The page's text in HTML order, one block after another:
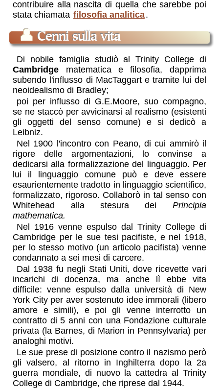
contribuire alla nascita di quella che sarebbe poi
stata chiamata filosofia analitica.
👤 Cenni sulla vita
Di nobile famiglia studiò al Trinity College di
Cambridge matematica e filosofia, dapprima
subendo l'influsso di MacTaggart e tramite lui del
neoidealismo di Bradley;
poi per influsso di G.E.Moore, suo compagno,
se ne staccò per avvicinarsi al realismo (esistenti
gli oggetti del senso comune) e si dedicò a
Leibniz.
Nel 1900 l'incontro con Peano, di cui ammirò il
rigore delle argomentazioni, lo convinse a
dedicarsi alla formalizzazione del linguaggio. Per
lui il linguaggio comune può e deve essere
esaurientemente tradotto in linguaggio scientifico,
formalizzato, rigoroso. Collaborò in tal senso con
Whitehead alla stesura dei Principia
mathematica.
Nel 1916 venne espulso dal Trinity College di
Cambridge per le sue tesi pacifiste, e nel 1918,
per lo stesso motivo (un articolo pacifista) venne
condannato a sei mesi di carcere.
Dal 1938 fu negli Stati Uniti, dove ricevette vari
incarichi di docenza, ma anche lì ebbe vita
difficile: venne espulso dalla università di New
York City per aver sostenuto idee immorali (libero
amore e simili), e poi gli venne interrotto un
contratto di 5 anni con una Fondazione culturale
privata (la Barnes, di Marion in Pennsylvaria) per
analoghi motivi.
Le sue prese di posizione contro il nazismo però
gli valsero, al ritorno in Inghilterra dopo la 2a
guerra mondiale, di nuovo la cattedra al Trinity
College di Cambridge, che riprese dal 1944.